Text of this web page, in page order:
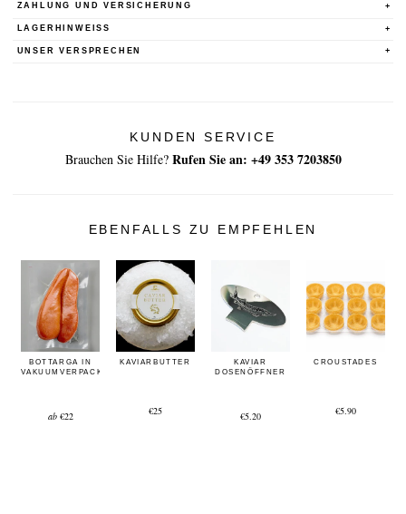
ZAHLUNG UND VERSICHERUNG
LAGERHINWEISS
UNSER VERSPRECHEN
KUNDEN SERVICE
Brauchen Sie Hilfe? Rufen Sie an: +49 353 7203850
EBENFALLS ZU EMPFEHLEN
BOTTARGA IN
VAKUUMVERPACKUNG
ab €22
KAVIARBUTTER
€25
KAVIAR
DOSENÖFFNER
€5.20
CROUSTADES
€5.90